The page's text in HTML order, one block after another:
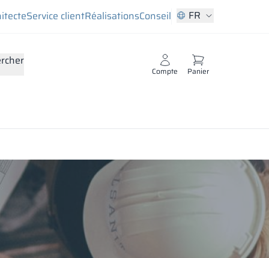
Service clientRéalisationsConseil FR
Compte Panier